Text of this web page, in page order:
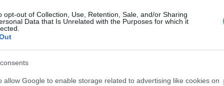
opt-out of Collection, Use, Retention, Sale, and/or Sharing
Data that Is Unrelated with the Purposes for which it
allow Google to enable storage related to advertising like cookies on
ειδών, επίπλων, άλλων μεταποιητικών
οχημάτων, ρυμουλκούμενων και
προϊόντων καπνού, ποτοποιίας,
μέσων, παραγωγής